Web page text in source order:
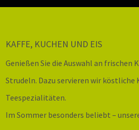
KAFFE, KUCHEN UND EIS
Genießen Sie die Auswahl an frischen
Strudeln. Dazu servieren wir köstliche
Teespezialitäten.
Im Sommer besonders beliebt –